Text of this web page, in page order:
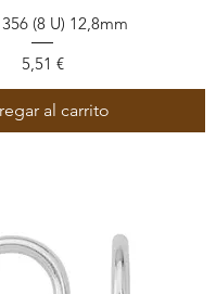
(8 U) 12,8mm
Precio
5,51 €
al carrito